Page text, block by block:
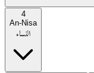
4
An-Nisa
النساء